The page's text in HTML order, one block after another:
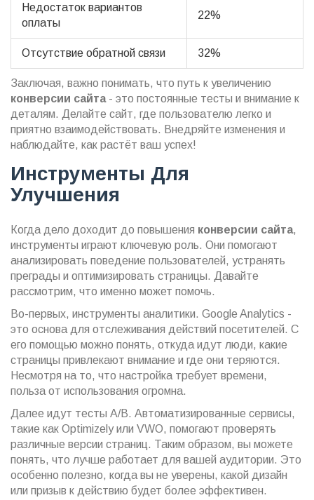
Недостаток вариантов
оплаты
22%
Отсутствие обратной связи 32%
Заключая, важно понимать, что путь к увеличению
конверсии сайта- это постоянные тесты и внимание к
деталям. Делайте сайт, где пользователю легко и
приятно взаимодействовать. Внедряйте изменения и
наблюдайте, как растёт ваш успех!
Инструменты Для
Улучшения
Когда дело доходит до повышения конверсии сайта,
инструменты играют ключевую роль. Они помогают
анализировать поведение пользователей, устранять
преграды и оптимизировать страницы. Давайте
рассмотрим, что именно может помочь.
Во-первых, инструменты аналитики. Google Analytics -
это основа для отслеживания действий посетителей. С
его помощью можно понять, откуда идут люди, какие
страницы привлекают внимание и где они теряются.
Несмотря на то, что настройка требует времени,
польза от использования огромна.
Далее идут тесты A/B. Автоматизированные сервисы,
такие как Optimizely или VWO, помогают проверять
различные версии страниц. Таким образом, вы можете
понять, что лучше работает для вашей аудитории. Это
особенно полезно, когда вы не уверены, какой дизайн
или призыв к действию будет более эффективен.